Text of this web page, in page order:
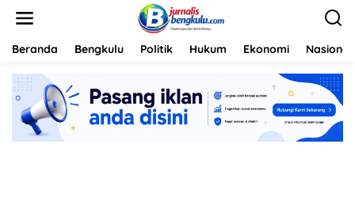
Beranda Bengkulu Politik Hukum Ekonomi Nasional